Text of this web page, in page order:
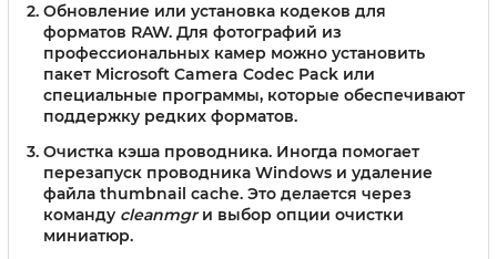
Обновление или установка кодеков для
форматов RAW. Для фотографий из
профессиональных камер можно установить
пакет Microsoft Camera Codec Pack или
специальные программы, которые обеспечивают
поддержку редких форматов.
Очистка кэша проводника. Иногда помогает
перезапуск проводника Windows и удаление
файла thumbnail cache. Это делается через
команду cleanmgrи выбор опции очистки
миниатюр.